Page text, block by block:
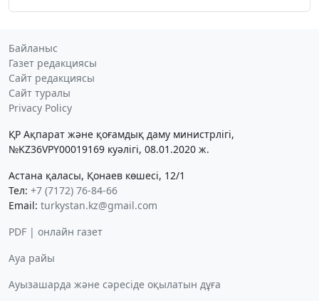
Байланыс
Газет редакциясы
Сайт редакциясы
Сайт туралы
Privacy Policy
ҚР Ақпарат және қоғамдық даму министрлігі,
№KZ36VPY00019169 куәлігі, 08.01.2020 ж.
Астана қаласы, Қонаев көшесі, 12/1
Тел: +7 (7172) 76-84-66
Email: turkystan.kz@gmail.com
PDF | онлайн газет
Ауа райы
Ауызашарда және сәресіде оқылатын дұға